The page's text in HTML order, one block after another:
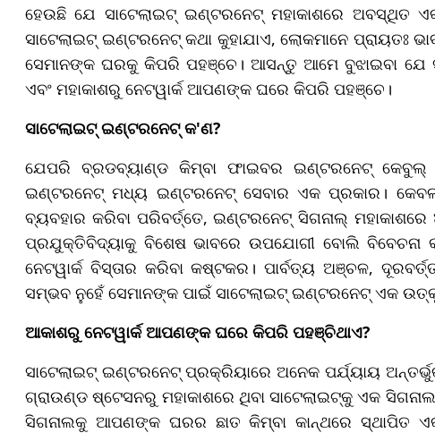
ହେଉଛି ଯେ ସାଟେଲାଇଟ୍ ଇଣ୍ଟରନେଟ୍ ମହାକାଶରେ ଅବସ୍ଥିତ
ସାଟେଲାଇଟ୍ ଇଣ୍ଟରନେଟ୍ କଥା କୁହାଯାଏ, ଲୋକମାନେ ପ୍ରାୟତଃ
ସେମାନଙ୍କ ଘରକୁ କିପରି ପହଞ୍ଚେ। ଆସନ୍ତୁ ଆମେ ବୁଝାଇବା ଯେ
ଏବଂ ମହାକାଶରୁ ନେଟୱାର୍କ ଆପଣଙ୍କ ଘରେ କିପରି ପହଞ୍ଚେ।
ସାଟେଲାଇଟ୍ ଇଣ୍ଟରନେଟ୍ କ'ଣ?
ଯେପରି ବ୍ରଡବ୍ୟାଣ୍ଡ କିମ୍ବା ଫାଇବର ଇଣ୍ଟରନେଟ୍ କେବୁଲ୍
ଇଣ୍ଟରନେଟ୍ ମଧ୍ୟ ଇଣ୍ଟରନେଟ୍ ସେବାର ଏକ ପ୍ରକାର।
ବ୍ୟବହାର କରିବା ପରିବର୍ତ୍ତେ, ଇଣ୍ଟରନେଟ୍ ସିଗନାଲ୍
ପ୍ରଯୁକ୍ତିବିଦ୍ୟାକୁ ବିଶେଷ ଭାବରେ ଉପଯୋଗୀ ବୋଲି ବିବେଚନା
ନେଟୱାର୍କ ବିସ୍ତାର କରିବା କଷ୍ଟକର। ପାର୍ବତ୍ୟ ଅଞ୍ଚଳ,
ସମ୍ଭବ ନୁହେଁ ସେମାନଙ୍କ ପାଇଁ ସାଟେଲାଇଟ୍ ଇଣ୍ଟରନେଟ୍ ଏକ
ଆକାଶରୁ ନେଟୱାର୍କ ଆପଣଙ୍କ ଘରେ କିପରି ପହଞ୍ଚିଥାଏ?
ସାଟେଲାଇଟ୍ ଇଣ୍ଟରନେଟ୍ ପ୍ରକ୍ରିୟାରେ ଅନେକ ପର୍ଯ୍ୟାୟ
ଗ୍ରାଉଣ୍ଡ ଷ୍ଟେସନରୁ ମହାକାଶରେ ଥିବା ସାଟେଲାଇଟ୍କୁ ଏକ
ସିଗନାଲକୁ ଆପଣଙ୍କ ଘରର ଛାତ କିମ୍ବା କାନ୍ଥରେ ସ୍ଥାପିତ